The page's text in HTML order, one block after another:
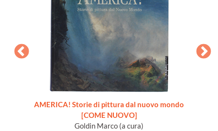
AMERICA! Storie di pittura dal nuovo mondo
[COME NUOVO]
Goldin Marco (a cura)